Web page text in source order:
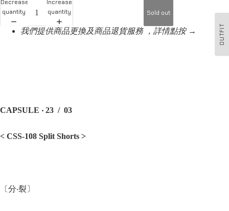
OUTFIT
Decrease
quantity
Increase
quantity
Sold out
我們提供商品更換及商品退貨服務 ，詳情點按 →
CAPSULE ‧ 23 / 03
< CSS-108 Split Shorts >
〔分‧裂〕